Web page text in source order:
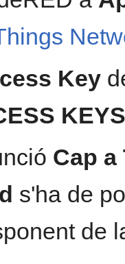
Key
KEYS
Cap a
s'ha de
de